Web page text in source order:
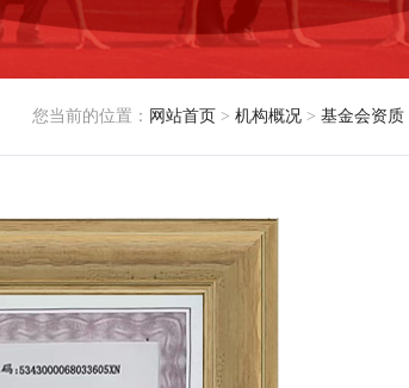
您当前的位置： 网站首页 > 机构概况 > 基金会资质